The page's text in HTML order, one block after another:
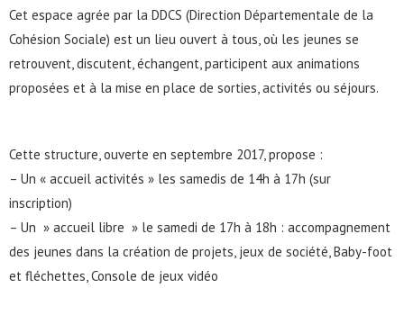
Cet espace agrée par la DDCS (Direction Départementale de la
Cohésion Sociale) est un lieu ouvert à tous, où les jeunes se
retrouvent, discutent, échangent, participent aux animations
proposées et à la mise en place de sorties, activités ou séjours.
Cette structure, ouverte en septembre 2017, propose :
– Un « accueil activités » les samedis de 14h à 17h (sur
inscription)
– Un » accueil libre » le samedi de 17h à 18h : accompagnement
des jeunes dans la création de projets, jeux de société, Baby-foot
et fléchettes, Console de jeux vidéo